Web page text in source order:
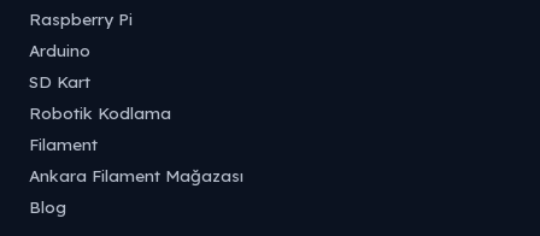
Raspberry Pi
Arduino
SD Kart
Robotik Kodlama
Filament
Ankara Filament Mağazası
Blog